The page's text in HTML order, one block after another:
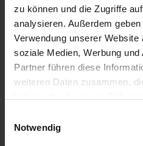
zu können und die Zugriffe
analysieren. Außerdem
Verwendung unserer
soziale Medien, Werbung
Partner führen diese
weiteren Daten zusammen,
Notwendig
Ebbinghaus am
Ebbinghaus am Tierpark
Ebbinghaus Autozentrum
Ebbinghaus Ford Store –
Ebbinghaus in Hamm
Ebbinghaus in Kamen
Ebbinghaus in Unna